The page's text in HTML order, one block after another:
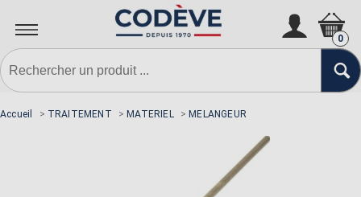
0
Accueil > TRAITEMENT > MATERIEL > MELANGEUR